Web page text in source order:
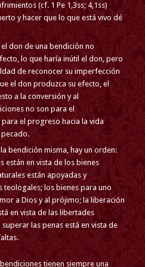
(cf. 1 Pe 1,3ss; 4,1ss)
y hacer que lo que está vivo dé
don de una bendición no
lo que haría inútil el don, pero
de reconocer su imperfección
el don produzca su efecto, el
a la conversión y al
no son para el
el progreso hacia la vida
bendición misma, hay un orden:
están en vista de los bienes
están apoyadas y
los bienes para uno
a Dios y al prójimo; la liberación
en vista de las libertades
las penas está en vista de
tienen siempre una